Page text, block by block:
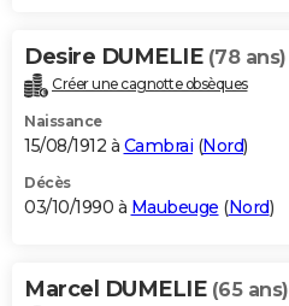
Desire DUMELIE (78 ans)
Créer une cagnotte obsèques
Naissance
15/08/1912 à Cambrai (Nord)
Décès
03/10/1990 à Maubeuge (Nord)
Marcel DUMELIE (65 ans)